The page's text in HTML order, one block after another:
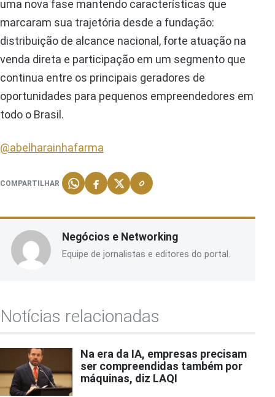
uma nova fase mantendo características que
marcaram sua trajetória desde a fundação:
distribuição de alcance nacional, forte atuação na
venda direta e participação em um segmento que
continua entre os principais geradores de
oportunidades para pequenos empreendedores em
todo o Brasil.
@abelharainhafarma
COMPARTILHAR
Negócios e Networking
Equipe de jornalistas e editores do portal.
Notícias relacionadas
Na era da IA, empresas precisam
ser compreendidas também por
máquinas, diz LAQI